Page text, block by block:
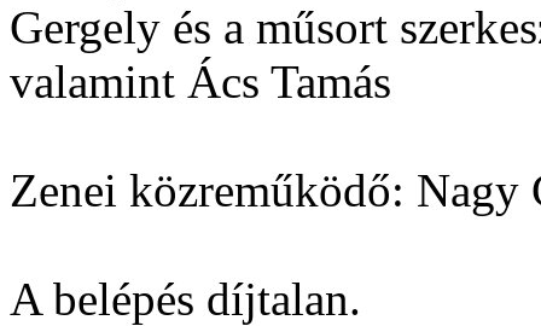
Gergely és a műsort
valamint Ács Tamás
Zenei közreműködő: Nagy
A belépés díjtalan.